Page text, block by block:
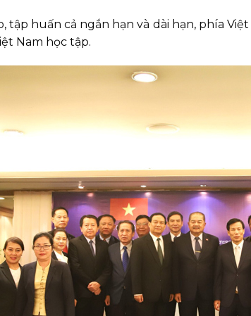
tập huấn cả ngắn hạn và dài hạn, phía
Nam học tập.